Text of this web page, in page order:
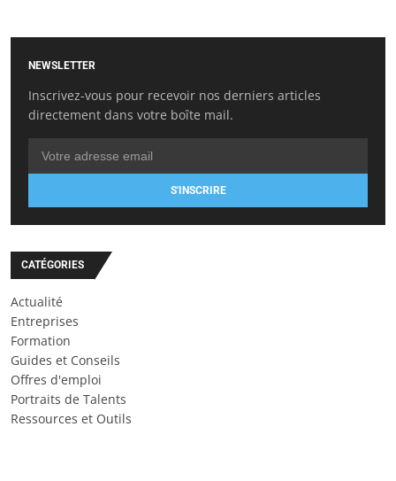
NEWSLETTER
Inscrivez-vous pour recevoir nos derniers articles
directement dans votre boîte mail.
S'INSCRIRE
CATÉGORIES
Actualité
Entreprises
Formation
Guides et Conseils
Offres d'emploi
Portraits de Talents
Ressources et Outils